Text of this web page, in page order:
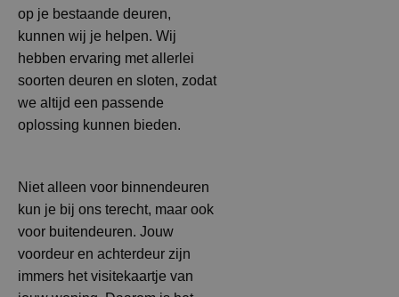
op je bestaande deuren,
kunnen wij je helpen. Wij
hebben ervaring met allerlei
soorten deuren en sloten, zodat
we altijd een passende
oplossing kunnen bieden.
Niet alleen voor binnendeuren
kun je bij ons terecht, maar ook
voor buitendeuren. Jouw
voordeur en achterdeur zijn
immers het visitekaartje van